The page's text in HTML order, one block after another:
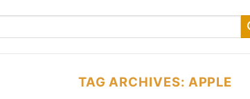
TAG ARCHIVES: APPLE